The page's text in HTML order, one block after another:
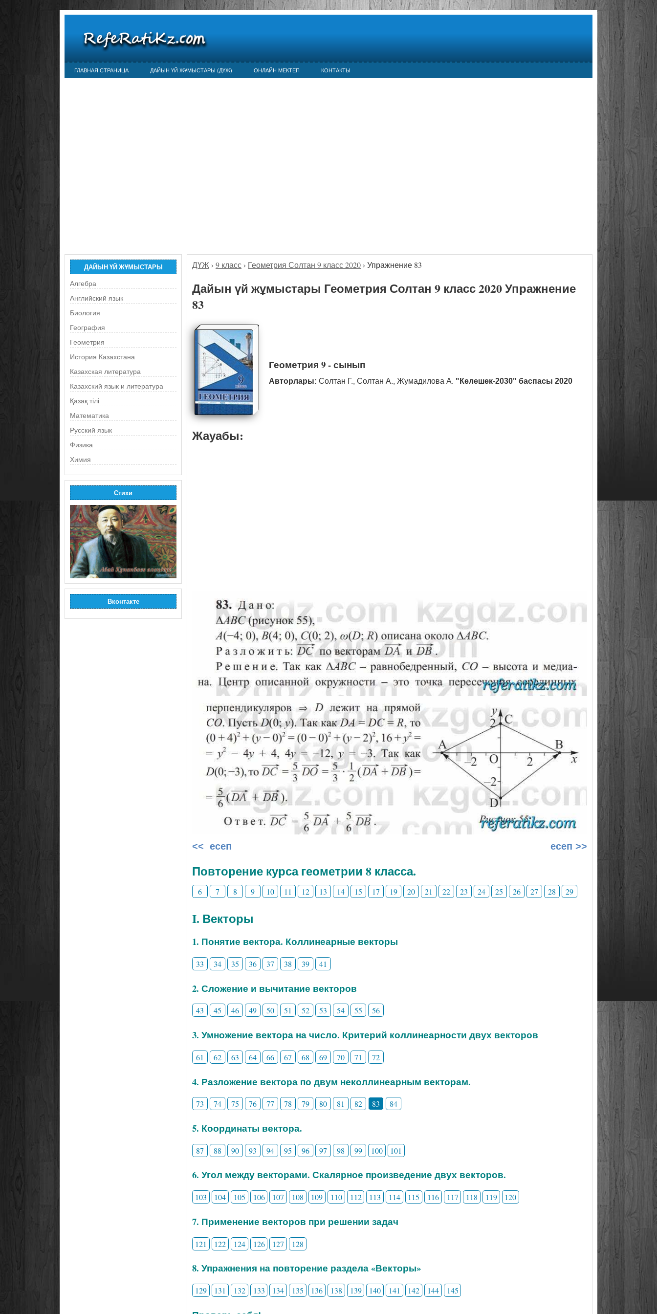
ГЛАВНАЯ СТРАНИЦА ДАЙЫН ҮЙ ЖҰМЫСТАРЫ (ДҮЖ) ОНЛАЙН МЕКТЕП КОНТАКТЫ
ДАЙЫН ҮЙ ЖҰМЫСТАРЫ
Алгебра
Английский язык
Биология
География
Геометрия
История Казахстана
Казахская литература
Казахский язык и литература
Қазақ тілі
Математика
Русский язык
Физика
Химия
Стихи
Вконтакте
ДҮЖ › 9 класс › Геометрия Солтан 9 класс 2020 › Упражнение 83
Дайын үй жұмыстары Геометрия Солтан 9 класс 2020 Упражнение
83
Геометрия 9 - сынып
Авторлары: Солтан Г., Солтан А., Жумадилова А. "Келешек-2030" баспасы 2020
Жауабы:
<< есеп есеп >>
Повторение курса геометрии 8 класса.
6 7 8 9 10 11 12 13 14 15 17 19 20 21 22 23 24 25 26 27 28 29
I. Векторы
1. Понятие вектора. Коллинеарные векторы
33 34 35 36 37 38 39 41
2. Сложение и вычитание векторов
43 45 46 49 50 51 52 53 54 55 56
3. Умножение вектора на число. Критерий коллинеарности двух векторов
61 62 63 64 66 67 68 69 70 71 72
4. Разложение вектора по двум неколлинеарным векторам.
73 74 75 76 77 78 79 80 81 82 83 84
5. Координаты вектора.
87 88 90 93 94 95 96 97 98 99 100 101
6. Угол между векторами. Скалярное произведение двух векторов.
103 104 105 106 107 108 109 110 112 113 114 115 116 117 118 119 120
7. Применение векторов при решении задач
121 122 124 126 127 128
8. Упражнения на повторение раздела «Векторы»
129 131 132 133 134 135 136 138 139 140 141 142 144 145